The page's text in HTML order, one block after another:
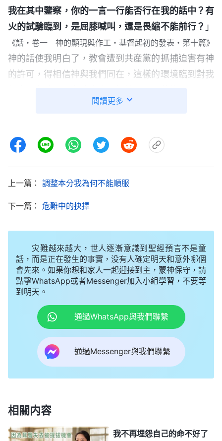
我在其中鑒察，你的一言一行能否行在我的話中？有
火的試驗臨到，是屈膝喊叫，還是畏縮不能前行？ 」
《話・卷一 神的顯現與作工・基督起初的發表・第十篇》
神的話使我明白了，教會遭到共産黨的抓捕迫害有神
的許可，得相信神與我們同在，這樣的環境臨到對我
護好神話語書籍是我的本分，是應盡的責任與義務，
中。我又想到這次我正好出門辦事，第二天姊妹們就
被抓了，是神的主宰安排我才逃脱警察的抓捕，能留
下來處理善後工作。想到這兒我有了信心，心裏就有
一股勁，「今天去轉移書籍會不會被抓是神説了算，
一切都在神的手中。現在是和時間賽跑，一刻都不能
走。」過後我就和姊妹們商量，我們分頭行動。去轉
移的路上我不住地禱告，心一刻不敢離開神。感謝神
的保守，我們安全地把書籍轉移了出來。十幾天後，
聽説警察上門搜家撲了一場空。聽到這個消息我心裏
很慶幸，不然書籍要是被警察擄走我將留下一輩子的
遺憾，這是永遠的過犯哪。
9月3號早上，李雪又來告訴我，説前兩天又有
人被抓做了猶大，把教會的保管家都出賣了，那個剛
存放了書籍的保管家也被出賣了，書籍需要趕緊再次
急需把書籍轉移走，不然等猶大帶着警察上門就晚
了。」但轉念又想，「猶大已經把教會的保管家都出
閲讀更多
上一篇： 調整本分我為何不能順服
下一篇： 危難中的抉擇
灾難越來越大，世人逐漸意識到聖經預言不是童
話，而是正在發生的事實，没有人確定明天和意外哪個
會先來。如果你想和家人一起迎接到主，蒙神保守，請
點擊WhatsApp或者Messenger加入小組學習，不要等
到明天。
通過WhatsApp與我們聯繫
通過Messenger與我們聯繫
相關内容
我不再埋怨自己的命不好了